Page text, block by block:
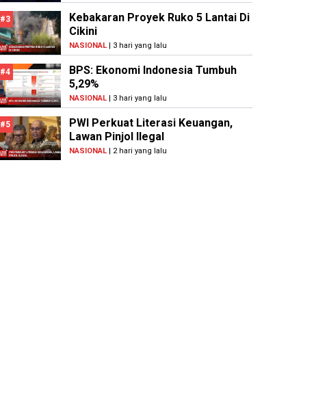
#3
Kebakaran Proyek Ruko 5 Lantai Di
Cikini
NASIONAL| 3 hari yang lalu
#4
BPS: Ekonomi Indonesia Tumbuh
5,29%
NASIONAL| 3 hari yang lalu
#5
PWI Perkuat Literasi Keuangan,
Lawan Pinjol Ilegal
NASIONAL| 2 hari yang lalu